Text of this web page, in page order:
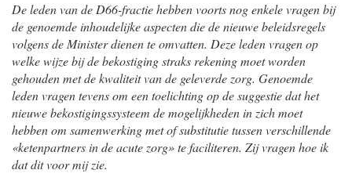
De leden van de D66-fractie hebben voorts nog enkele vragen bij
de genoemde inhoudelijke aspecten die de nieuwe beleidsregels
volgens de Minister dienen te omvatten. Deze leden vragen op
welke wijze bij de bekostiging straks rekening moet worden
gehouden met de kwaliteit van de geleverde zorg. Genoemde
leden vragen tevens om een toelichting op de suggestie dat het
nieuwe bekostigingssysteem de mogelijkheden in zich moet
hebben om samenwerking met of substitutie tussen verschillende
«ketenpartners in de acute zorg» te faciliteren. Zij vragen hoe ik
dat dit voor mij zie.